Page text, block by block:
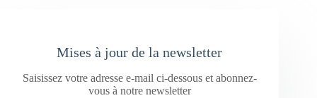
Mises à jour de la newsletter
Saisissez votre adresse e-mail ci-dessous et abonnez-
vous à notre newsletter